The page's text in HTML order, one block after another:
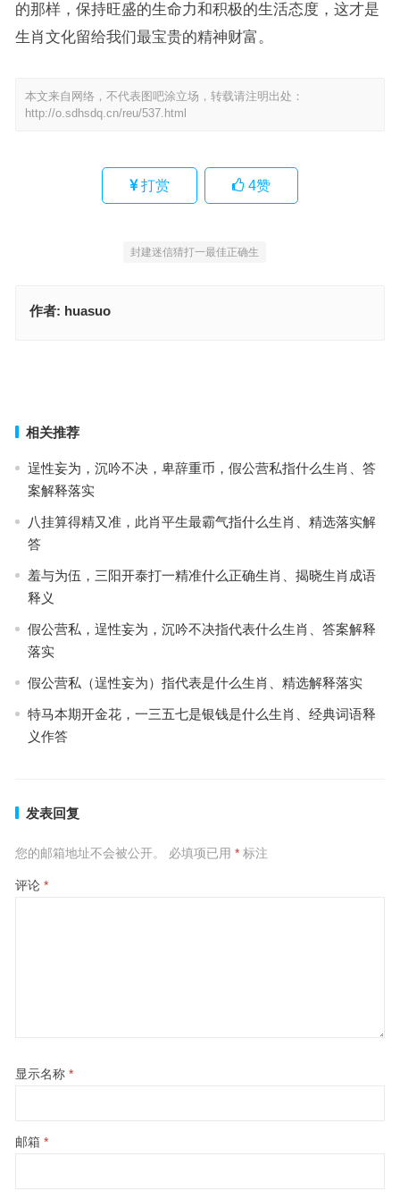
的那样，保持旺盛的生命力和积极的生活态度，这才是
生肖文化留给我们最宝贵的精神财富。
本文来自网络，不代表图吧涂立场，转载请注明出处：
http://o.sdhsdq.cn/reu/537.html
打赏 4赞
封建迷信猜打一最佳正确生
作者: huasuo
相关推荐
逞性妄为，沉吟不决，卑辞重币，假公营私指什么生肖、答
案解释落实
八挂算得精又准，此肖平生最霸气指什么生肖、精选落实解
答
羞与为伍，三阳开泰打一精准什么正确生肖、揭晓生肖成语
释义
假公营私，逞性妄为，沉吟不决指代表什么生肖、答案解释
落实
假公营私（逞性妄为）指代表是什么生肖、精选解释落实
特马本期开金花，一三五七是银钱是什么生肖、经典词语释
义作答
发表回复
您的邮箱地址不会被公开。 必填项已用 *标注
评论 *
显示名称 *
邮箱 *